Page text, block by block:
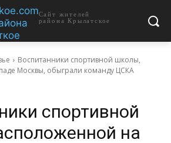
Сайт жителей
района Крылатское
Воспитанники спортивной школы,
Москвы, обыграли команду ЦСКА
спортивной
на